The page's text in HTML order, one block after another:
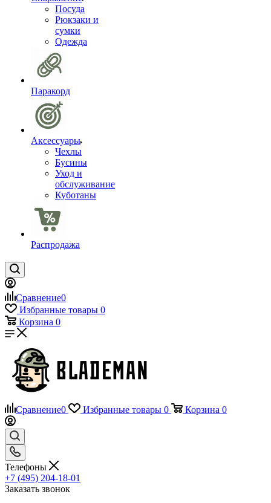
Посуда
Рюкзаки и
сумки
Одежда
Паракорд
Аксессуары
Чехлы
Бусины
Уход и
обслуживание
Куботаны
Распродажа
Сравнение0
Избранные товары 0
Корзина 0
Сравнение0 Избранные товары 0 Корзина 0
Телефоны
+7 (495) 204-18-01
Заказать звонок